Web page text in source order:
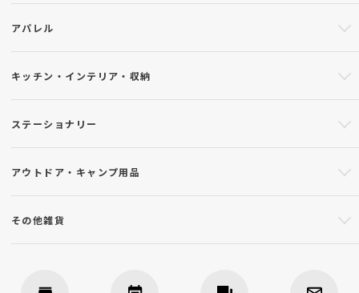
アパレル
キッチン・インテリア・収納
ステーショナリー
アウトドア・キャンプ用品
その他雑貨